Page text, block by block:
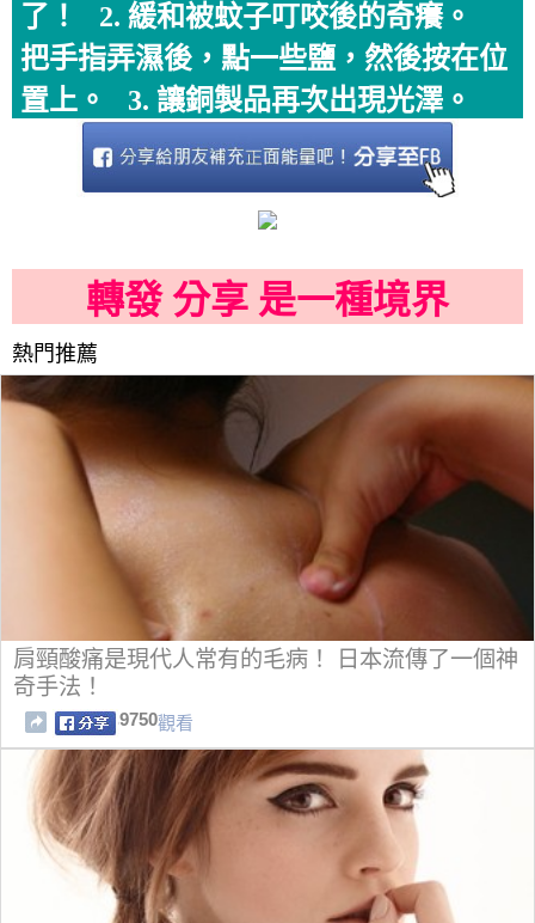
了！ 2. 緩和被蚊子叮咬後的奇癢。
把手指弄濕後，點一些鹽，然後按在位
置上。 3. 讓銅製品再次出現光澤。
轉發 分享 是一種境界
熱門推薦
肩頸酸痛是現代人常有的毛病！ 日本流傳了一個神
奇手法！
9750觀看